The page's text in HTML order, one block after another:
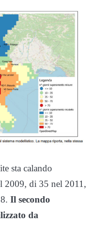
sta calando
2009, di 35 nel 2011,
Il secondo
da